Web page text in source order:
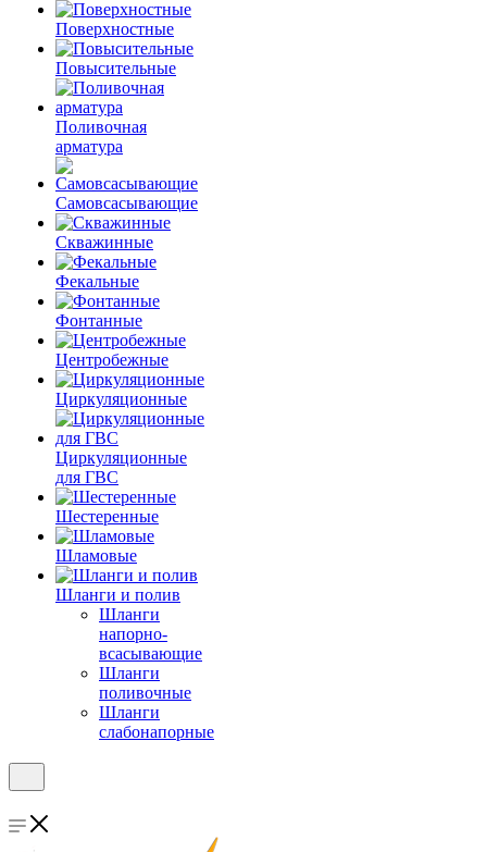
Поверхностные
Повысительные
Поливочная
арматура
Самовсасывающие
Скважинные
Фекальные
Фонтанные
Центробежные
Циркуляционные
Циркуляционные
для ГВС
Шестеренные
Шламовые
Шланги и полив
Шланги
напорно-
всасывающие
Шланги
поливочные
Шланги
слабонапорные